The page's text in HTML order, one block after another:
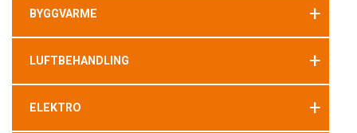
BYGGVARME +
LUFTBEHANDLING +
ELEKTRO +